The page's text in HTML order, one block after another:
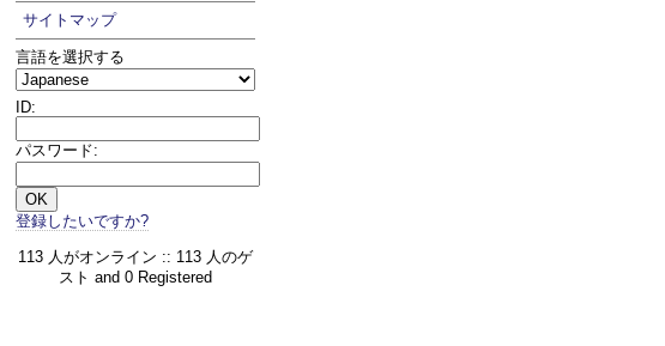
サイトマップ
言語を選択する
ID:
パスワード:
登録したいですか?
113 人がオンライン :: 113 人のゲ
スト and 0 Registered